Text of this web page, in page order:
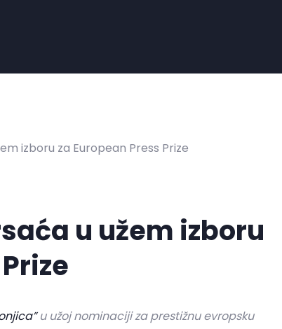
u užem izboru
u užoj nominaciji za prestižnu evropsku